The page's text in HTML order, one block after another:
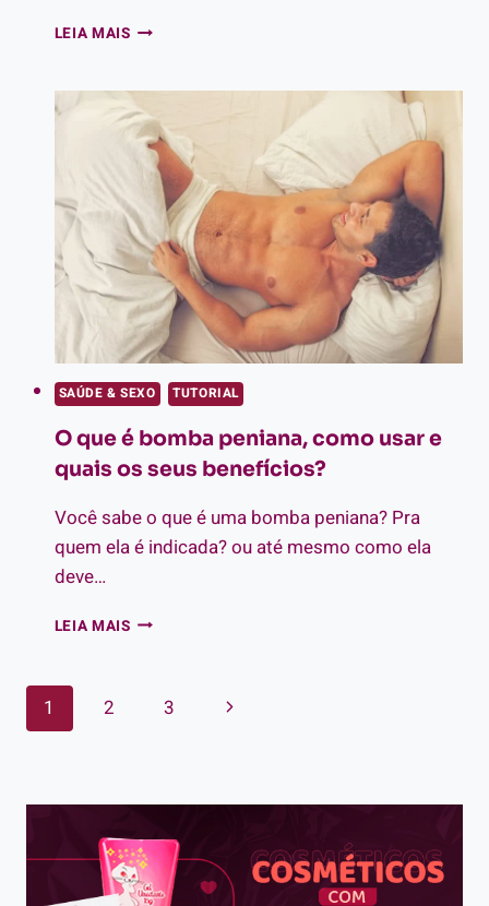
LEIA MAISGUIA
PRIMEIRO
ANAL:
COMO
PREPARAR
PARA
SENTIR
MUITO
PRAZER
SAÚDE & SEXO TUTORIAL
O que é bomba peniana, como usar e
quais os seus benefícios?
Você sabe o que é uma bomba peniana? Pra
quem ela é indicada? ou até mesmo como ela
deve…
LEIA MAISO
PENIANA,
QUAIS
SEUS
BENEFÍCIOS?
Navegação
1 2 3
Página